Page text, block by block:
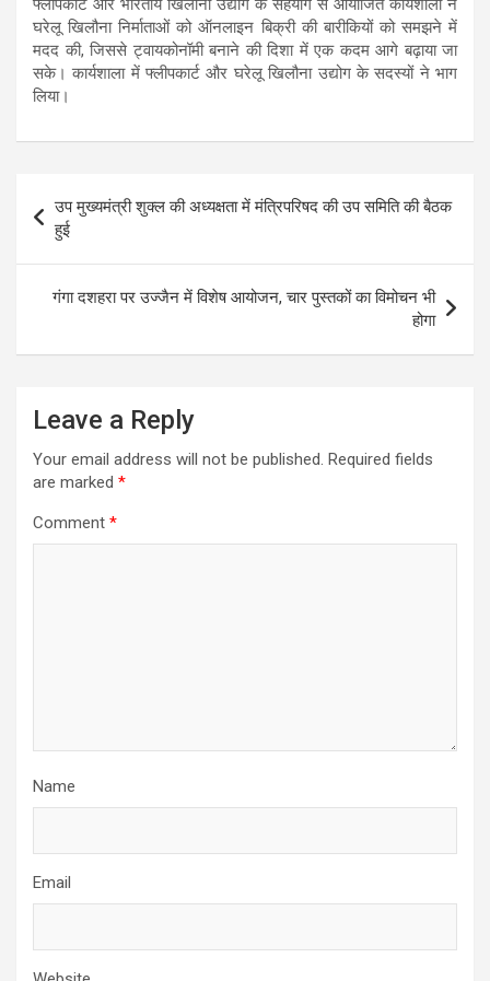
फ्लीपकार्ट और भारतीय खिलौना उद्योग के सहयोग से आयोजित कार्यशाला ने
घरेलू खिलौना निर्माताओं को ऑनलाइन बिक्री की बारीकियों को समझने में
मदद की, जिससे ट्वायकोनॉमी बनाने की दिशा में एक कदम आगे बढ़ाया जा
सके। कार्यशाला में फ्लीपकार्ट और घरेलू खिलौना उद्योग के सदस्यों ने भाग
लिया।
navigation
उप मुख्यमंत्री शुक्ल की अध्यक्षता में मंत्रिपरिषद की उप समिति की बैठक
हुई
गंगा दशहरा पर उज्जैन में विशेष आयोजन, चार पुस्तकों का विमोचन भी
होगा
Leave a Reply
Your email address will not be published. Required fields
are marked *
Comment *
Name
Email